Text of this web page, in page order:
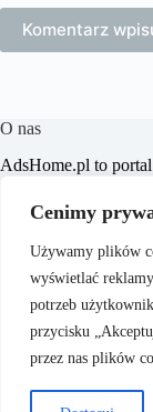
Cenimy
Używamy plików
wyświetlać
potrzeb
przycisku
przez nas plików
Komentarz
O nas
​AdsHome.pl to
celem jest
które pomogą
stylowych